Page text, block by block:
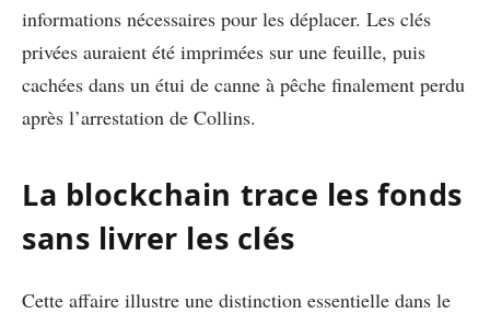
informations nécessaires pour les déplacer. Les clés
privées auraient été imprimées sur une feuille, puis
cachées dans un étui de canne à pêche finalement perdu
après l’arrestation de Collins.
La blockchain trace les fonds
sans livrer les clés
Cette affaire illustre une distinction essentielle dans le